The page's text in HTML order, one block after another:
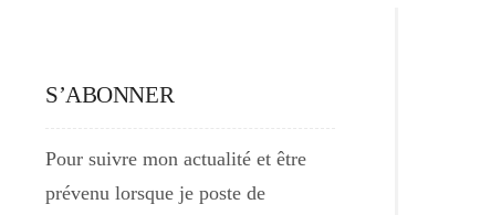
S’ABONNER
Pour suivre mon actualité et être
prévenu lorsque je poste de